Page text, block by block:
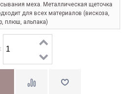
меха. Металлическая щеточка
для всех материалов (вискоза,
плюш, альпака)